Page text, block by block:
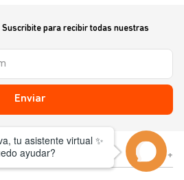
Suscribite para recibir todas nuestras
Enviar
+